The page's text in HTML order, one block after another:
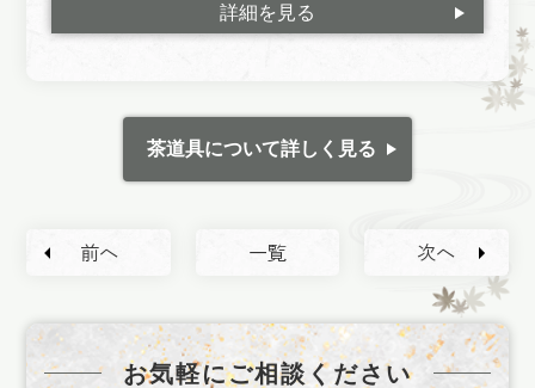
詳細を見る
茶道具について詳しく見る
前へ 一覧 次へ
お気軽にご相談ください